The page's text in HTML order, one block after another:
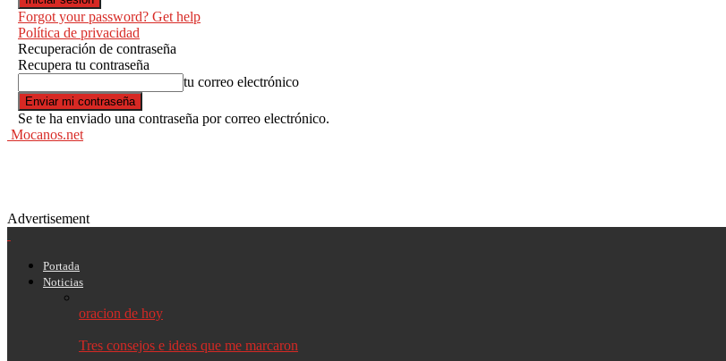
Forgot your password? Get help
Política de privacidad
Recuperación de contraseña
Recupera tu contraseña
tu correo electrónico
Se te ha enviado una contraseña por correo electrónico.
Mocanos.net
Advertisement
Portada
Noticias
oracion de hoy
Tres consejos e ideas que me marcaron